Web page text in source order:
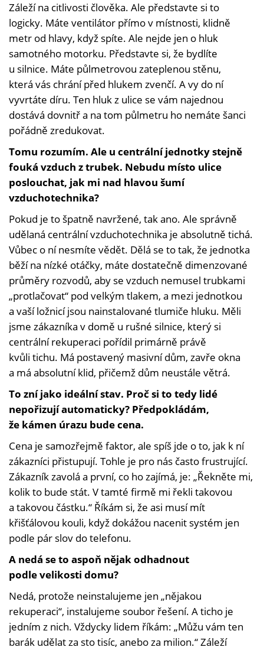
Záleží na citlivosti člověka. Ale představte si to
logicky. Máte ventilátor přímo v místnosti, klidně
metr od hlavy, když spíte. Ale nejde jen o hluk
samotného motorku. Představte si, že bydlíte
u silnice. Máte půlmetrovou zateplenou stěnu,
která vás chrání před hlukem zvenčí. A vy do ní
vyvrtáte díru. Ten hluk z ulice se vám najednou
dostává dovnitř a na tom půlmetru ho nemáte šanci
pořádně zredukovat.
Tomu rozumím. Ale u centrální jednotky stejně
fouká vzduch z trubek. Nebudu místo ulice
poslouchat, jak mi nad hlavou šumí
vzduchotechnika?
Pokud je to špatně navržené, tak ano. Ale správně
udělaná centrální vzduchotechnika je absolutně tichá.
Vůbec o ní nesmíte vědět. Dělá se to tak, že jednotka
běží na nízké otáčky, máte dostatečně dimenzované
průměry rozvodů, aby se vzduch nemusel trubkami
„protlačovat“ pod velkým tlakem, a mezi jednotkou
a vaší ložnicí jsou nainstalované tlumiče hluku. Měli
jsme zákazníka v domě u rušné silnice, který si
centrální rekuperaci pořídil primárně právě
kvůli tichu. Má postavený masivní dům, zavře okna
a má absolutní klid, přičemž dům neustále větrá.
To zní jako ideální stav. Proč si to tedy lidé
nepořizují automaticky? Předpokládám,
že kámen úrazu bude cena.
Cena je samozřejmě faktor, ale spíš jde o to, jak k ní
zákazníci přistupují. Tohle je pro nás často frustrující.
Zákazník zavolá a první, co ho zajímá, je: „Řekněte mi,
kolik to bude stát. V tamté firmě mi řekli takovou
a takovou částku.“ Říkám si, že asi musí mít
křišťálovou kouli, když dokážou nacenit systém jen
podle pár slov do telefonu.
A nedá se to aspoň nějak odhadnout
podle velikosti domu?
Nedá, protože neinstalujeme jen „nějakou
rekuperaci“, instalujeme soubor řešení. A ticho je
jedním z nich. Vždycky lidem říkám: „Můžu vám ten
barák udělat za sto tisíc, anebo za milion.“ Záleží